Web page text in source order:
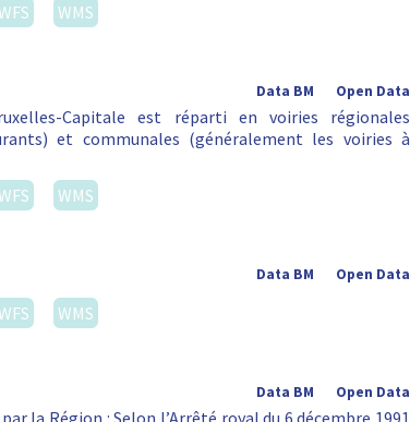
WMS
Open Data
Data BM
Capitale est réparti en voiries régionales
et communales (généralement les voiries à
WMS
Open Data
Data BM
WMS
Open Data
Data BM